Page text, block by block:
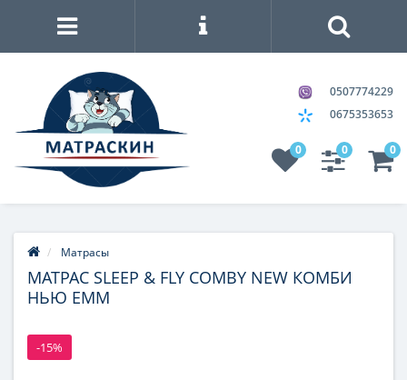
0507774229
0675353653
0 0 0
Матрасы
МАТРАС SLEEP & FLY COMBY NEW КОМБИ
НЬЮ ЕММ
-15%